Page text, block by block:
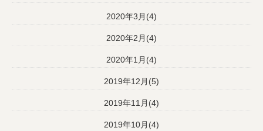
2020年3月(4)
2020年2月(4)
2020年1月(4)
2019年12月(5)
2019年11月(4)
2019年10月(4)